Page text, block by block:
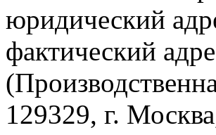
юридический
фактический
129329, г.